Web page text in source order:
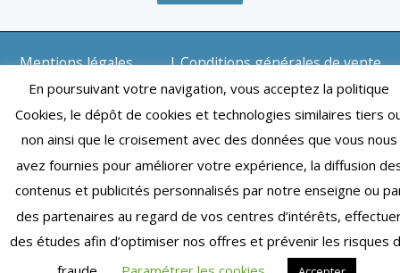
Mentions légales
| Conditions générales de vente
| Copyright © 2024 – Toulouse | Tous droits réservés
En poursuivant votre navigation, vous acceptez la politique
Cookies, le dépôt de cookies et technologies similaires tiers
non ainsi que le croisement avec des données que vous nous
avez fournies pour améliorer votre expérience, la diffusion
contenus et publicités personnalisés par notre enseigne ou
des partenaires au regard de vos centres d’intérêts,
des études afin d’optimiser nos offres et prévenir les risques